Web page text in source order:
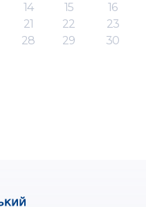
14 15
16
21 22
23
28 29
30